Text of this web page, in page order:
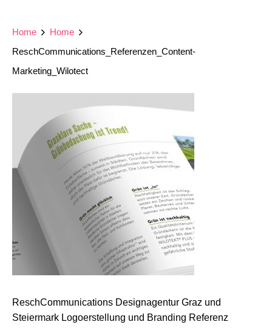
Home
Home
ReschCommunications_Referenzen_Content-
Marketing_Wilotect
ReschCommunications Designagentur Graz und
Steiermark Logoerstellung und Branding Referenz